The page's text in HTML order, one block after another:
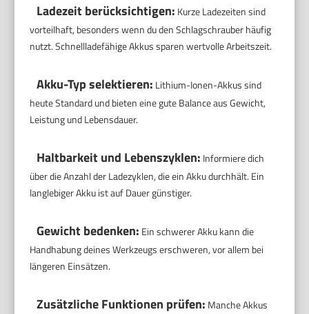
Ladezeit berücksichtigen: Kurze Ladezeiten sind
vorteilhaft, besonders wenn du den Schlagschrauber häufig
nutzt. Schnellladefähige Akkus sparen wertvolle Arbeitszeit.
Akku-Typ selektieren: Lithium-Ionen-Akkus sind
heute Standard und bieten eine gute Balance aus Gewicht,
Leistung und Lebensdauer.
Haltbarkeit und Lebenszyklen: Informiere dich
über die Anzahl der Ladezyklen, die ein Akku durchhält. Ein
langlebiger Akku ist auf Dauer günstiger.
Gewicht bedenken: Ein schwerer Akku kann die
Handhabung deines Werkzeugs erschweren, vor allem bei
längeren Einsätzen.
Zusätzliche Funktionen prüfen: Manche Akkus